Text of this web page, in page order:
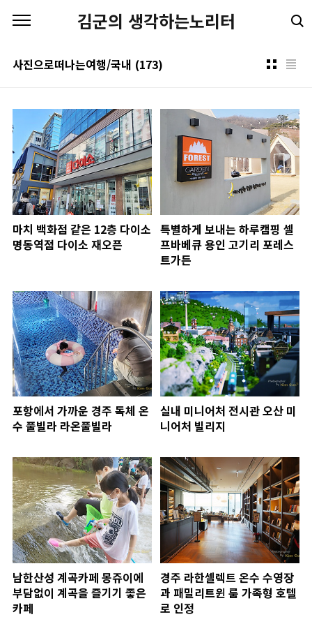
김군의 생각하는노리터
사진으로떠나는여행/국내 (173)
마치 백화점 같은 12층 다이소
명동역점 다이소 재오픈
특별하게 보내는 하루캠핑 셀
프바베큐 용인 고기리 포레스
트가든
포항에서 가까운 경주 독체 온
수 풀빌라 라온풀빌라
실내 미니어처 전시관 오산 미
니어처 빌리지
남한산성 계곡카페 몽쥬이에
부담없이 계곡을 즐기기 좋은
카페
경주 라한셀렉트 온수 수영장
과 패밀리트윈 룸 가족형 호텔
로 인정